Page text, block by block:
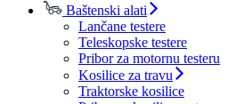
Baštenski alati
Lančane testere
Teleskopske testere
Pribor za motornu testeru
Kosilice za travu
Traktorske kosilice